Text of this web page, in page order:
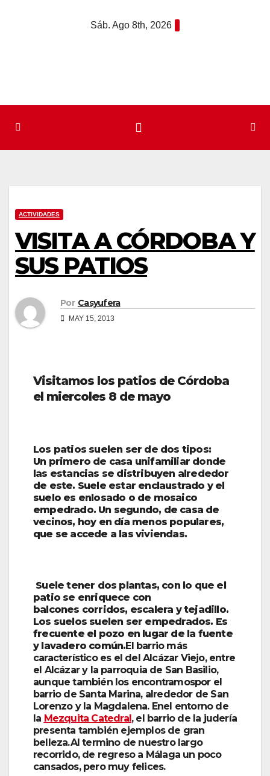
Sáb. Ago 8th, 2026
ACTIVIDADES
VISITA A CÓRDOBA Y
SUS PATIOS
Por Casyufera
MAY 15, 2013
Visitamos los patios de Córdoba
el miercoles 8 de mayo
Los patios suelen ser de dos tipos:
Un primero de casa unifamiliar donde
las estancias se distribuyen alrededor
de este. Suele estar enclaustrado y el
suelo es enlosado o de mosaico
empedrado. Un segundo, de casa de
vecinos, hoy en día menos populares,
que se accede a las viviendas.
Suele tener dos plantas, con lo que el
patio se enriquece con
balcones corridos, escalera y tejadillo.
Los suelos suelen ser empedrados. Es
frecuente el pozo en lugar de la fuente
y lavadero común.El barrio más
característico es el del Alcázar Viejo, entre
el Alcázar y la parroquia de San Basilio,
aunque también los encontramospor el
barrio de Santa Marina, alrededor de San
Lorenzo y la Magdalena. Enel entorno de
la Mezquita Catedral, el barrio de la judería
presenta también ejemplos de gran
belleza.Al termino de nuestro largo
recorrido, de regreso a Málaga un poco
cansados, pero muy felices.